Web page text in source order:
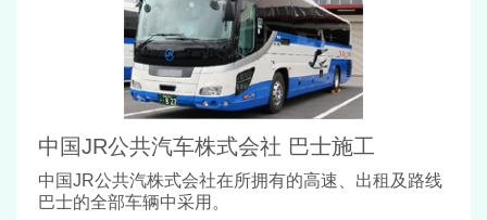
中国JR公共汽车株式会社 巴士施工
中国JR公共汽株式会社在所拥有的高速、出租及路线
巴士的全部车辆中采用。